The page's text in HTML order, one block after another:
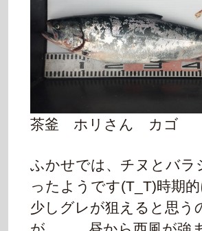
茶釜 ホリさん カゴ
ふかせでは、チヌとバラ
ったようです(T_T)時期
少しグレが狙えると思う